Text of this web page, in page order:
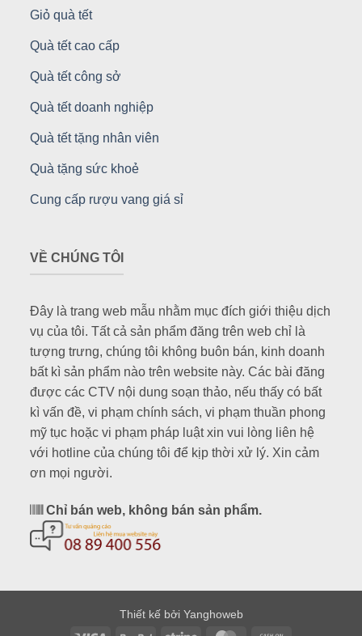
Giỏ quà tết
Quà tết cao cấp
Quà tết công sở
Quà tết doanh nghiệp
Quà tết tặng nhân viên
Quà tặng sức khoẻ
Cung cấp rượu vang giá sỉ
VỀ CHÚNG TÔI
Đây là trang web mẫu nhằm mục đích giới thiệu dịch
vụ của tôi. Tất cả sản phẩm đăng trên web chỉ là
tượng trưng, chúng tôi không buôn bán, kinh doanh
bất kì sản phẩm nào trên website này. Các bài đăng
được các CTV nội dung soạn thảo, nếu thấy có bất
kì vấn đề, vi phạm chính sách, vi phạm thuần phong
mỹ tục hoặc vi phạm pháp luật xin vui lòng liên hệ
với hotline của chúng tôi để kịp thời xử lý. Xin cảm
ơn mọi người.
Chỉ bán web, không bán sản phẩm.
Thiết kế bởi Yanghoweb